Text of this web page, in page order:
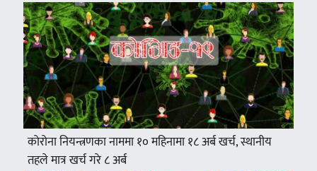
कोरोना नियन्त्रणका नाममा १० महिनामा १८ अर्ब खर्च, स्थानीय
तहले मात्र खर्च गरे ८ अर्ब